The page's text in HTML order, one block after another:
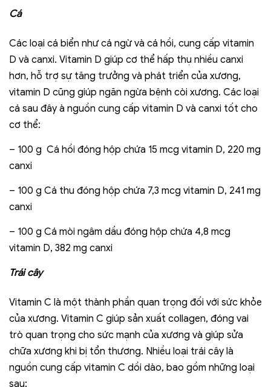
Cá
Các loại cá biển như cá ngừ và cá hồi, cung cấp vitamin
D và canxi. Vitamin D giúp cơ thể hấp thụ nhiều canxi
hơn, hỗ trợ sự tăng trưởng và phát triển của xương,
vitamin D cũng giúp ngăn ngừa bệnh còi xương. Các loại
cá sau đây à nguồn cung cấp vitamin D và canxi tốt cho
cơ thể:
– 100 g Cá hồi đóng hộp chứa 15 mcg vitamin D, 220 mg
canxi
– 100 g Cá thu đóng hộp chứa 7,3 mcg vitamin D, 241 mg
canxi
– 100 g Cá mòi ngâm dầu đóng hộp chứa 4,8 mcg
vitamin D, 382 mg canxi
Trái cây
Vitamin C là một thành phần quan trọng đối với sức khỏe
của xương. Vitamin C giúp sản xuất collagen, đóng vai
trò quan trọng cho sức mạnh của xương và giúp sửa
chữa xương khi bị tổn thương. Nhiều loại trái cây là
nguồn cung cấp vitamin C dồi dào, bao gồm những loại
sau: